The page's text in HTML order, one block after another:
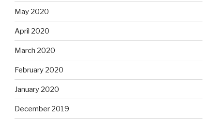
May 2020
April 2020
March 2020
February 2020
January 2020
December 2019